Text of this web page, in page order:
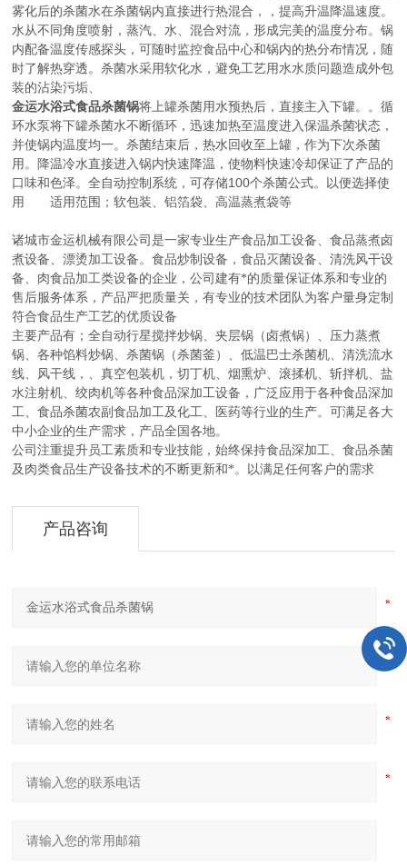
雾化后的杀菌水在杀菌锅内直接进行热混合，，提高升温降温速度。
水从不同角度喷射，蒸汽、水、混合对流，形成完美的温度分布。锅
内配备温度传感探头，可随时监控食品中心和锅内的热分布情况，随
时了解热穿透。杀菌水采用软化水，避免工艺用水水质问题造成外包
装的沾染污垢、
金运水浴式食品杀菌锅将上罐杀菌用水预热后，直接主入下罐。。循
环水泵将下罐杀菌水不断循环，迅速加热至温度进入保温杀菌状态，
并使锅内温度均一。杀菌结束后，热水回收至上罐，作为下次杀菌
用。降温冷水直接进入锅内快速降温，使物料快速冷却保证了产品的
口味和色泽。全自动控制系统，可存储100个杀菌公式。以便选择使
用
适用范围；软包装、铝箔袋、高温蒸煮袋等
诸城市金运机械有限公司是一家专业生产食品加工设备、食品蒸煮卤
煮设备、漂烫加工设备。食品炒制设备，食品灭菌设备、清洗风干设
备、肉食品加工类设备的企业，公司建有*的质量保证体系和专业的
售后服务体系，产品严把质量关，有专业的技术团队为客户量身定制
符合食品生产工艺的优质设备
主要产品有；全自动行星搅拌炒锅、夹层锅（卤煮锅）、压力蒸煮
锅、各种馅料炒锅、杀菌锅（杀菌釜）、低温巴士杀菌机、清洗流水
线、风干线，、真空包装机，切丁机、烟熏炉、滚揉机、斩拌机、盐
水注射机、绞肉机等各种食品深加工设备，广泛应用于各种食品深加
工、食品杀菌农副食品加工及化工、医药等行业的生产。可满足各大
中小企业的生产需求，产品全国各地。
公司注重提升员工素质和专业技能，始终保持食品深加工、食品杀菌
及肉类食品生产设备技术的不断更新和*。以满足任何客户的需求
产品咨询